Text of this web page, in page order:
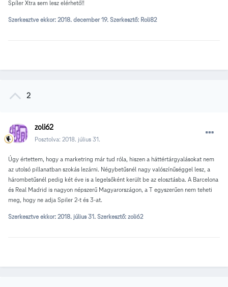
Spíler Xtra sem lesz elérhető!!
Szerkesztve ekkor: 2018. december 19. Szerkesztő: Roli82
2
zoli62
Posztolva: 2018. július 31.
Úgy értettem, hogy a marketring már tud róla, hiszen a háttértárgyalásokat nem
az utolsó pillanatban szokás lezárni. Négybetűsnél nagy valószínűséggel lesz, a
hárombetűsnél pedig két éve is a legelsőként került be az elosztásba. A Barcelona
és Real Madrid is nagyon népszerű Magyarországon, a T egyszerűen nem teheti
meg, hogy ne adja Spiler 2-t és 3-at.
Szerkesztve ekkor: 2018. július 31. Szerkesztő: zoli62